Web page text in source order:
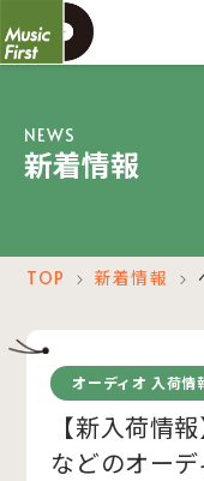
NEWS
新着情報
TOP ＞ 新着情報 ＞
オーディオ 入荷情
【新入荷情
などのオー